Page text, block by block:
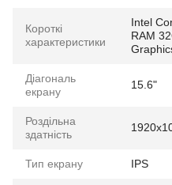
Короткі
характеристики
Intel
RAM
Діагональ
екрану
15.6"
Роздільна
здатність
Тип екрану IPS